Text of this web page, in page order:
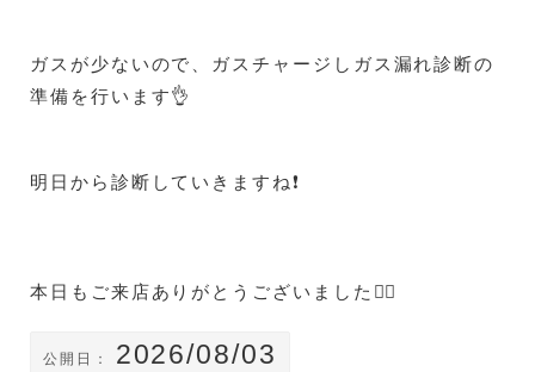
ガスが少ないので、ガスチャージしガス漏れ診断の
準備を行います👌
明日から診断していきますね❗
本日もご来店ありがとうございました🙇‍♀️
公開日： 2026/08/03